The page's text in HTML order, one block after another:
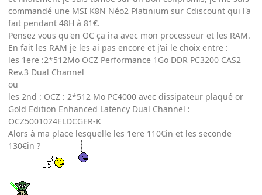
commandé une MSI K8N Néo2 Platinium sur Cdiscount qui l'a
fait pendant 48H à 81€.
Pensez vous qu'en OC ça ira avec mon processeur et les RAM.
En fait les RAM je les ai pas encore et j'ai le choix entre :
les 1ere :2*512Mo OCZ Performance 1Go DDR PC3200 CAS2
Rev.3 Dual Channel
ou
les 2nd : OCZ : 2*512 Mo PC4000 avec dissipateur plaqué or
Gold Edition Enhanced Latency Dual Channel :
OCZ5001024ELDCGER-K
Alors à ma place lesquelle les 1ere 110€in et les seconde
130€in ?